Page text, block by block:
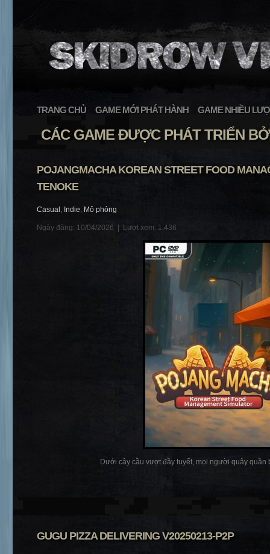
TRANG CHỦ GAME MỚI PHÁT HÀNH GAME NHIỀU
CÁC GAME ĐƯỢC PHÁT TRIỂN
POJANGMACHA KOREAN STREET FOOD
TENOKE
Casual , Indie, Mô phỏng
Ngày đăng: 10/04/2026 | Lượt xem: 1,436
Dưới cây cầu vượt đầy tuyết, mọi người quây quần
GUGU PIZZA DELIVERING V20250213-P2P